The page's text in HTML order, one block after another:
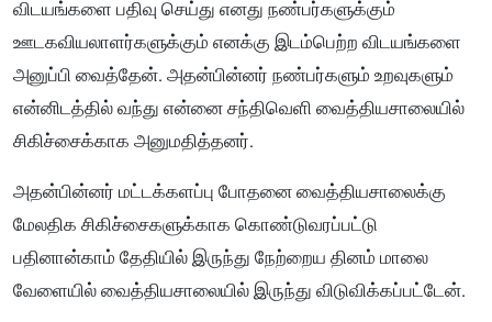
விடயங்களை பதிவு செய்து எனது நண்பர்களுக்கும்
ஊடகவியலாளர்களுக்கும் எனக்கு இடம்பெற்ற விடயங்களை
அனுப்பி வைத்தேன். அதன்பின்னர் நண்பர்களும் உறவுகளும்
என்னிடத்தில் வந்து என்னை சந்திவெளி வைத்தியசாலையில்
சிகிச்சைக்காக அனுமதித்தனர்.
அதன்பின்னர் மட்டக்களப்பு போதனை வைத்தியசாலைக்கு
மேலதிக சிகிச்சைகளுக்காக கொண்டுவரப்பட்டு
பதினான்காம் தேதியில் இருந்து நேற்றைய தினம் மாலை
வேளையில் வைத்தியசாலையில் இருந்து விடுவிக்கப்பட்டேன்.